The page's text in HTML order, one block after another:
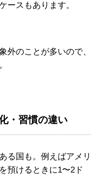
ースもあります。
外のことが多いので、
・習慣の違い
る国も。例えばアメリ
預けるときに1〜2ド